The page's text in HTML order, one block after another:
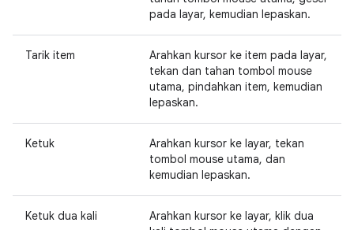
pada layar, kemudian lepaskan.
Tarik item
Arahkan kursor ke item pada layar,
tekan dan tahan tombol mouse
utama, pindahkan item, kemudian
lepaskan.
Ketuk
Arahkan kursor ke layar, tekan
tombol mouse utama, dan
kemudian lepaskan.
Ketuk dua kali
Arahkan kursor ke layar, klik dua